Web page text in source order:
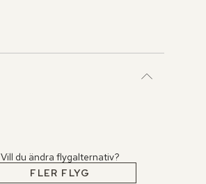
Vill du ändra flygalternativ?
FLER FLYG